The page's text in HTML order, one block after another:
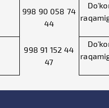
998 90 058 74
44
998 91 152 44
47